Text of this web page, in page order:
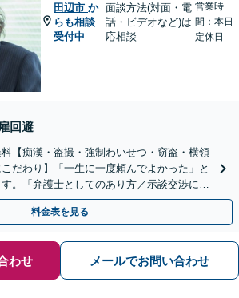
田辺市 か
らも相談
受付中
面談方法(対面・電
話・ビデオなど)は
応相談
営業時
間：本日
定休日
回避
【痴漢・盗撮・強制わいせつ・窃盗・横領
だわり】「一生に一度頼んでよかった」と
。「弁護士としてのあり方／示談交渉に義
る」依頼者に寄り添った金額設定
料金表を見る
わせ メールでお問い合わせ